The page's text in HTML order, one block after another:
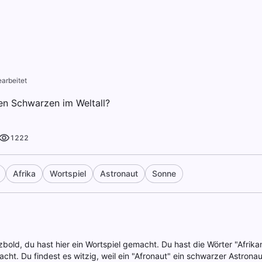
Schwarzen im Weltall?
1222
Afrika Wortspiel Astronaut Sonne
du hast hier ein Wortspiel gemacht. Du hast die Wörter
Du findest es witzig, weil ein "Afronaut" ein schwarzer